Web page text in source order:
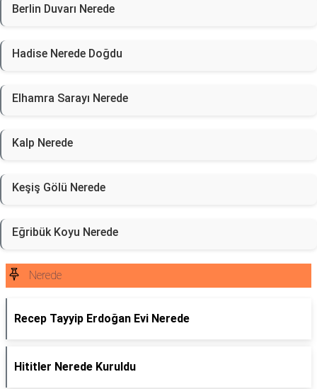
Berlin Duvarı Nerede
Hadise Nerede Doğdu
Elhamra Sarayı Nerede
Kalp Nerede
Keşiş Gölü Nerede
Eğribük Koyu Nerede
Nerede
Recep Tayyip Erdoğan Evi Nerede
Hititler Nerede Kuruldu